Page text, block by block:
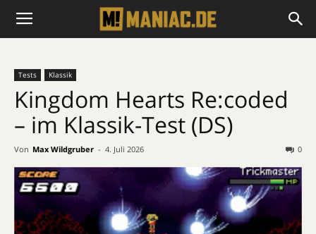
Tests Klassik
Kingdom Hearts Re:coded
– im Klassik-Test (DS)
Von Max Wildgruber - 4. Juli 2026 0